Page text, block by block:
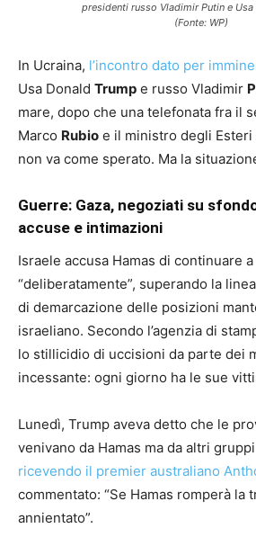
presidenti russo Vladimir Putin e Usa
(Fonte: WP)
In Ucraina, l’incontro dato per
Usa Donald Trump e russo Vladimir
mare, dopo che una telefonata fra il
Marco Rubio e il ministro degli Esteri
non va come sperato. Ma la
Guerre: Gaza, negoziati su
accuse e intimazioni
Israele accusa Hamas di continuare
“deliberatamente”, superando la
di demarcazione delle posizioni
israeliano. Secondo l’agenzia di
lo stillicidio di uccisioni da parte dei
incessante: ogni giorno ha le sue
Lunedì, Trump aveva detto che le
venivano da Hamas ma da altri
ricevendo il premier australiano
commentato: “Se Hamas romperà la
annientato”.